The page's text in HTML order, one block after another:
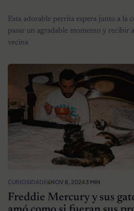
Esta adorable perrita espera junto a la
pasar un agradable momento y recibir
vecina
CURIOSIDADESNOV 8, 20243 MIN
Freddie Mercury y sus